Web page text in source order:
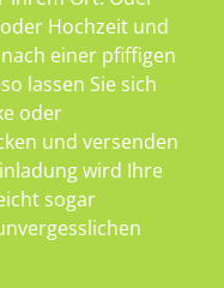
Hochzeit und
einer pfiffigen
lassen Sie sich
oder
und versenden
wird Ihre
sogar